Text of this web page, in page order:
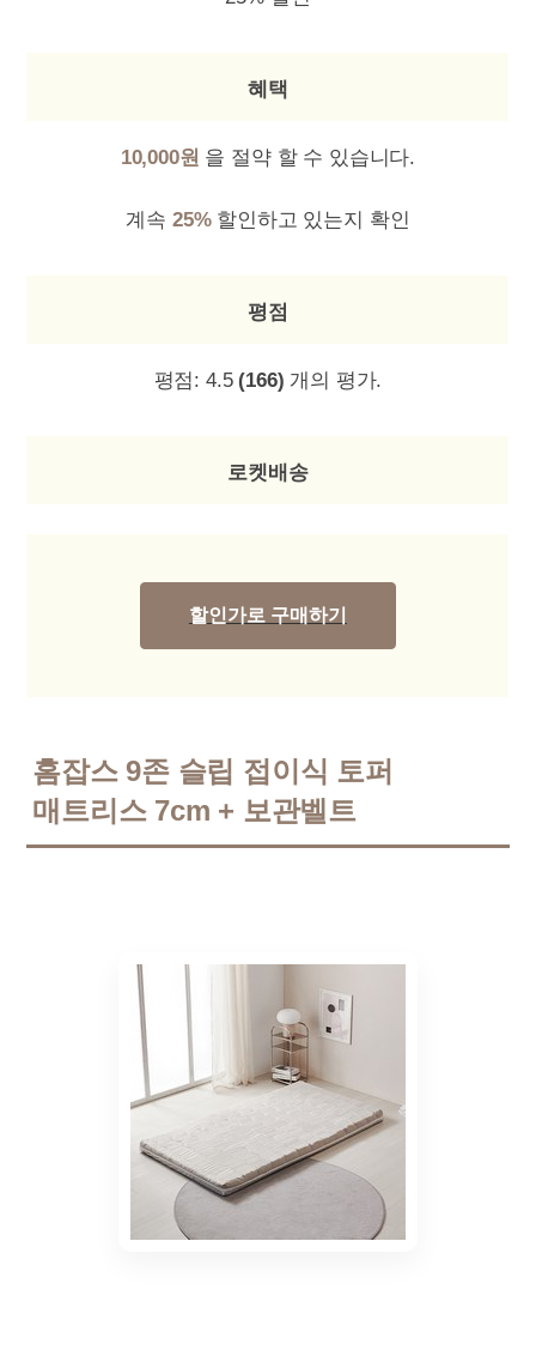
혜택
10,000원 을 절약 할 수 있습니다.
계속 25%할인하고 있는지 확인
평점
평점: 4.5 (166) 개의 평가.
로켓배송
할인가로 구매하기
홈잡스 9존 슬립 접이식 토퍼
매트리스 7cm + 보관벨트